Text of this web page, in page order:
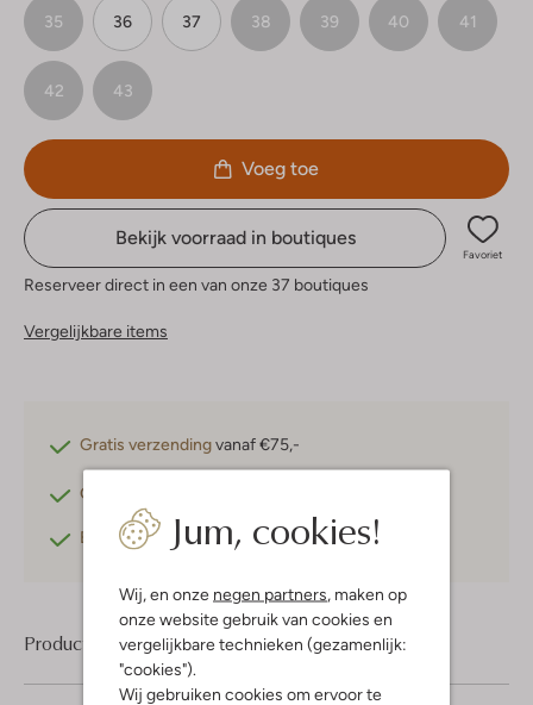
Jum, cookies!
Wij, en onze negen partners , maken op
onze website gebruik van cookies en
vergelijkbare technieken (gezamenlijk:
"cookies").
Wij gebruiken cookies om ervoor te
35 36 37 38 39 40 41
42 43
Voeg toe
Bekijk voorraad in boutiques
Favoriet
Reserveer direct in een van onze 37 boutiques
Vergelijkbare items
Gratis verzendingvanaf €75,-
Gratis retourneren
Betaal achterafmet Klarna
Product informatie